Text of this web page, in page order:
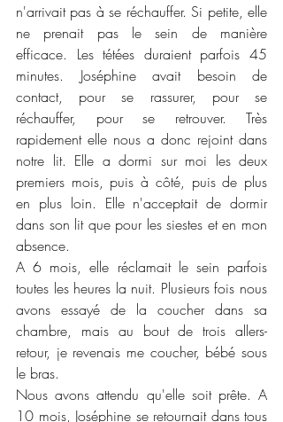
n'arrivait pas à se réchauffer. Si petite, elle
ne prenait pas le sein de manière
efficace. Les tétées duraient parfois 45
minutes. Joséphine avait besoin de
contact, pour se rassurer, pour se
réchauffer, pour se retrouver. Très
rapidement elle nous a donc rejoint dans
notre lit. Elle a dormi sur moi les deux
premiers mois, puis à côté, puis de plus
en plus loin. Elle n'acceptait de dormir
dans son lit que pour les siestes et en mon
absence.
A 6 mois, elle réclamait le sein parfois
toutes les heures la nuit. Plusieurs fois nous
avons essayé de la coucher dans sa
chambre, mais au bout de trois allers-
retour, je revenais me coucher, bébé sous
le bras.
Nous avons attendu qu'elle soit prête. A
10 mois, Joséphine se retournait dans tous